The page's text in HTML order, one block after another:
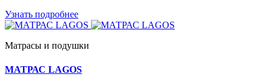
Узнать подробнее
Матрасы и подушки
МАТРАС LAGOS